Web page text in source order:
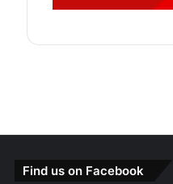
Find us on Facebook